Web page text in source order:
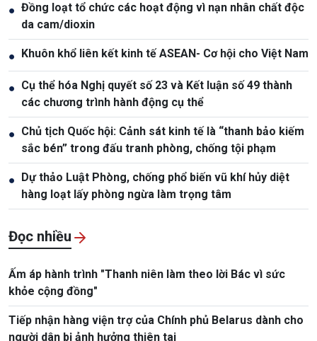
● Đồng loạt tổ chức các hoạt động vì nạn nhân chất độc
da cam/dioxin
● Khuôn khổ liên kết kinh tế ASEAN- Cơ hội cho Việt Nam
● Cụ thể hóa Nghị quyết số 23 và Kết luận số 49 thành
các chương trình hành động cụ thể
● Chủ tịch Quốc hội: Cảnh sát kinh tế là “thanh bảo kiếm
sắc bén” trong đấu tranh phòng, chống tội phạm
●
Dự thảo Luật Phòng, chống phổ biến vũ khí hủy diệt
hàng loạt lấy phòng ngừa làm trọng tâm
Đọc nhiều
Ấm áp hành trình "Thanh niên làm theo lời Bác vì sức
khỏe cộng đồng"
Tiếp nhận hàng viện trợ của Chính phủ Belarus dành cho
người dân bị ảnh hưởng thiên tai